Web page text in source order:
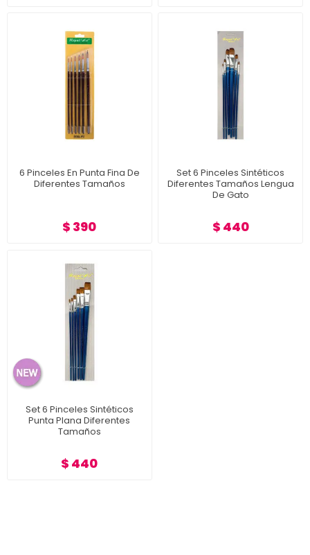
6 Pinceles En Punta Fina De
Diferentes Tamaños
$ 390
Set 6 Pinceles Sintéticos
Diferentes Tamaños Lengua
De Gato
$ 440
Set 6 Pinceles Sintéticos
Punta Plana Diferentes
Tamaños
$ 440